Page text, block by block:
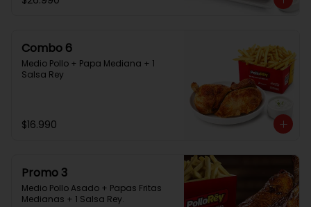
Combo 6
Medio Pollo + Papa Mediana + 1
Salsa Rey
$16.990
Promo 3
Medio Pollo Asado + Papas Fritas
Medianas + 1 Salsa Rey.